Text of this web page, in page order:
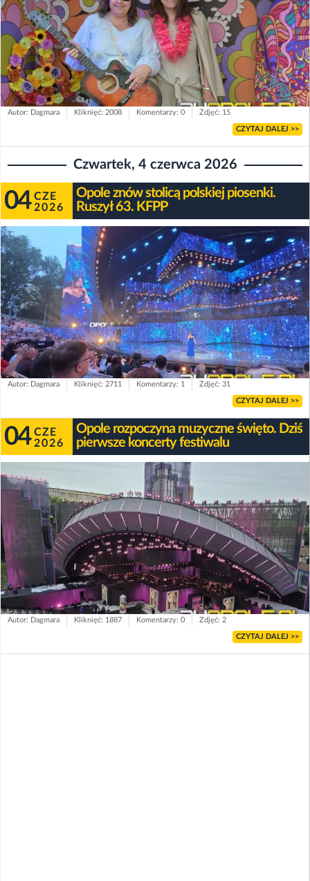
Autor: Dagmara Kliknięć: 2008 Komentarzy: 0 Zdjęć: 15
CZYTAJ DALEJ >>
Czwartek, 4 czerwca 2026
04 CZE
2026
Opole znów stolicą polskiej piosenki.
Ruszył 63. KFPP
Autor: Dagmara Kliknięć: 2711 Komentarzy: 1 Zdjęć: 31
CZYTAJ DALEJ >>
04 CZE
2026
Opole rozpoczyna muzyczne święto. Dziś
pierwsze koncerty festiwalu
Autor: Dagmara Kliknięć: 1887 Komentarzy: 0 Zdjęć: 2
CZYTAJ DALEJ >>